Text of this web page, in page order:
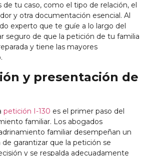
tu caso, como el tipo de relación, el
y otra documentación esencial. Al
experto que te guíe a lo largo del
seguro de que la petición de tu familia
y tiene las mayores
y presentación de
petición I-130 es el primer paso del
familiar. Los abogados
familiar desempeñan un
de garantizar que la petición se
y se respalda adecuadamente